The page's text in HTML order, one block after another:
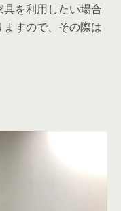
を利用したい場合
すので、その際は